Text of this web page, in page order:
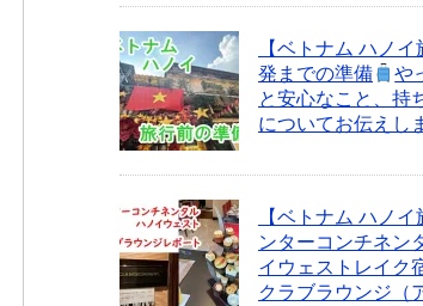
【ベトナム ハノイ
発までの準備
や
と安心なこと、持
についてお伝えし
【ベトナム ハノイ
ンターコンチネン
イウェストレイク
クラブラウンジ（